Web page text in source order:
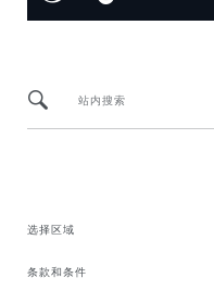
站内搜索
选择区域
条款和条件